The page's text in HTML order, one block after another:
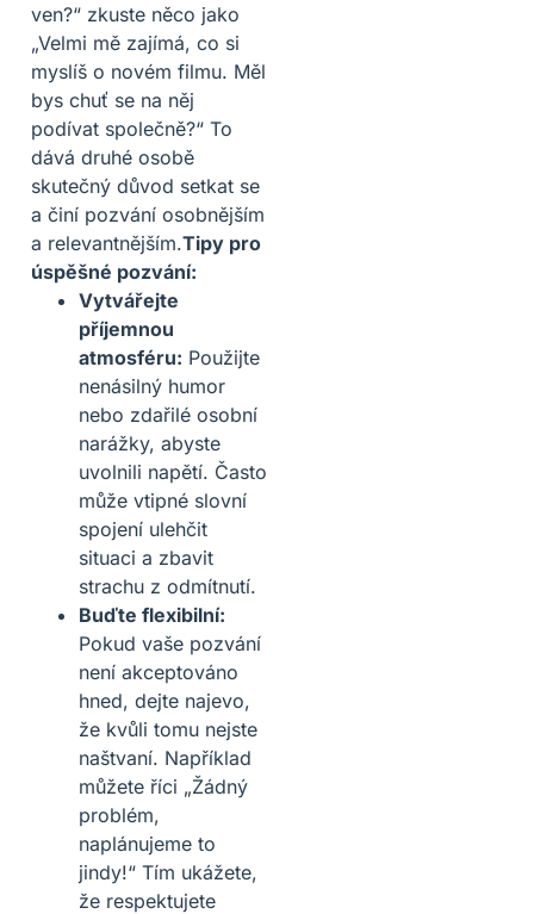
ven?“ zkuste něco jako
„Velmi mě zajímá, co si
myslíš o novém filmu. Měl
bys chuť se na něj
podívat společně?“ To
dává druhé osobě
skutečný důvod setkat se
a činí pozvání osobnějším
a relevantnějším.Tipy pro
úspěšné pozvání:
Vytvářejte
příjemnou
atmosféru: Použijte
nenásilný humor
nebo zdařilé osobní
narážky, abyste
uvolnili napětí. Často
může vtipné slovní
spojení ulehčit
situaci a zbavit
strachu z odmítnutí.
Buďte flexibilní:
Pokud vaše pozvání
není akceptováno
hned, dejte najevo,
že kvůli tomu nejste
naštvaní. Například
můžete říci „Žádný
problém,
naplánujeme to
jindy!“ Tím ukážete,
že respektujete